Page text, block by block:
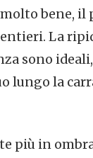
bene, il
La
sono
lungo la
più in